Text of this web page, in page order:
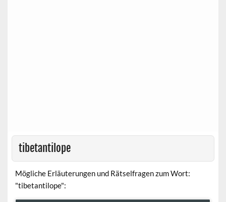
tibetantilope
Mögliche Erläuterungen und Rätselfragen zum Wort:
"tibetantilope":